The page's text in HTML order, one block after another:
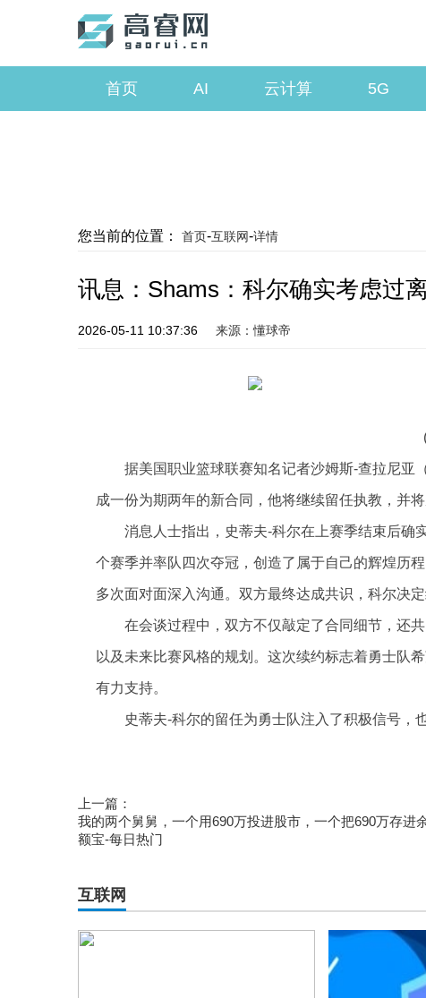
首页 AI 云计算 5G
您当前的位置： 首页-互联网-详情
讯息：Shams：科尔确实考虑过
2026-05-11 10:37:36 来源：懂球帝
据美国职业篮球联赛知名记者沙姆斯-查拉尼亚
成一份为期两年的新合同，他将继续留任执教，并
消息人士指出，史蒂夫-科尔在上赛季结束后确
个赛季并率队四次夺冠，创造了属于自己的辉煌历
多次面对面深入沟通。双方最终达成共识，科尔决
在会谈过程中，双方不仅敲定了合同细节，还
以及未来比赛风格的规划。这次续约标志着勇士队
有力支持。
史蒂夫-科尔的留任为勇士队注入了积极信号，
上一篇：
我的两个舅舅，一个用690万投进股市，一个把690万存进
额宝-每日热门
互联网